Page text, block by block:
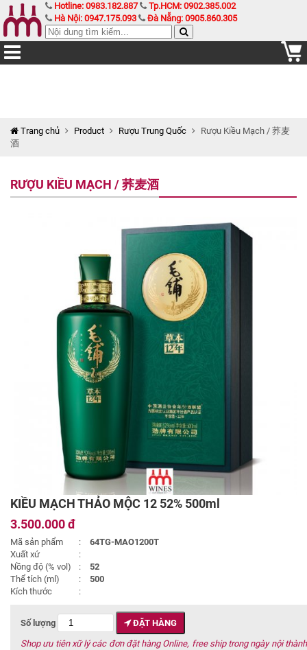
Hotline: 0983.182.887
Tp.HCM: 0902.385.002
Hà Nội: 0947.175.093
Đà Nẵng: 0905.860.305
Trang chủ Product Rượu Trung Quốc
Rượu Kiều Mạch / 荞麦
酒
RƯỢU KIỀU MẠCH / 荞麦酒
KIỀU MẠCH THẢO MỘC 12 52% 500ml
3.500.000 đ
Mã sản phẩm :
64TG-MAO1200T
Xuất xứ
:
Nồng độ (% vol)
:
52
Thể tích (ml)
:
500
Kích thước
:
Số lượng
ĐẶT HÀNG
Shop ưu tiên xữ lý các đơn đặt hàng Online, free ship trong ngày nội thành